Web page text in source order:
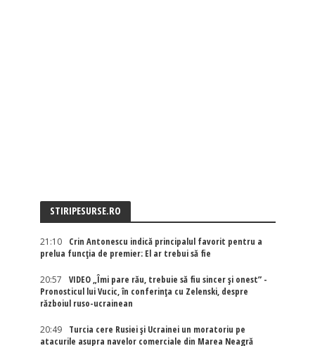
STIRIPESURSE.RO
21:10
Crin Antonescu indică principalul favorit pentru a
prelua funcția de premier: El ar trebui să fie
20:57
VIDEO „Îmi pare rău, trebuie să fiu sincer și onest” -
Pronosticul lui Vucic, în conferința cu Zelenski, despre
războiul ruso-ucrainean
20:49
Turcia cere Rusiei și Ucrainei un moratoriu pe
atacurile asupra navelor comerciale din Marea Neagră